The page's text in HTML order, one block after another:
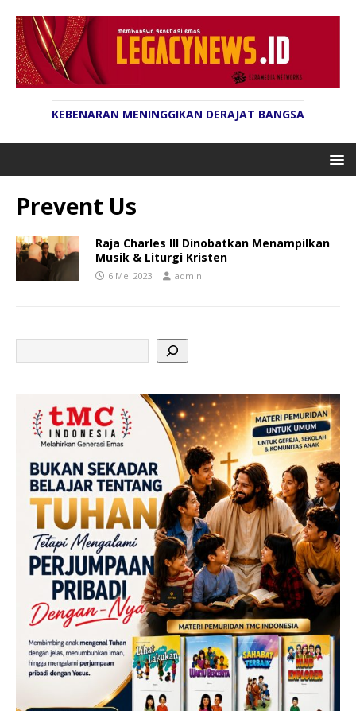
KEBENARAN MENINGGIKAN DERAJAT BANGSA
Prevent Us
Raja Charles III Dinobatkan Menampilkan
Musik & Liturgi Kristen
6 Mei 2023 admin